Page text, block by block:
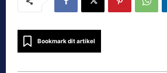
Bookmark dit artikel